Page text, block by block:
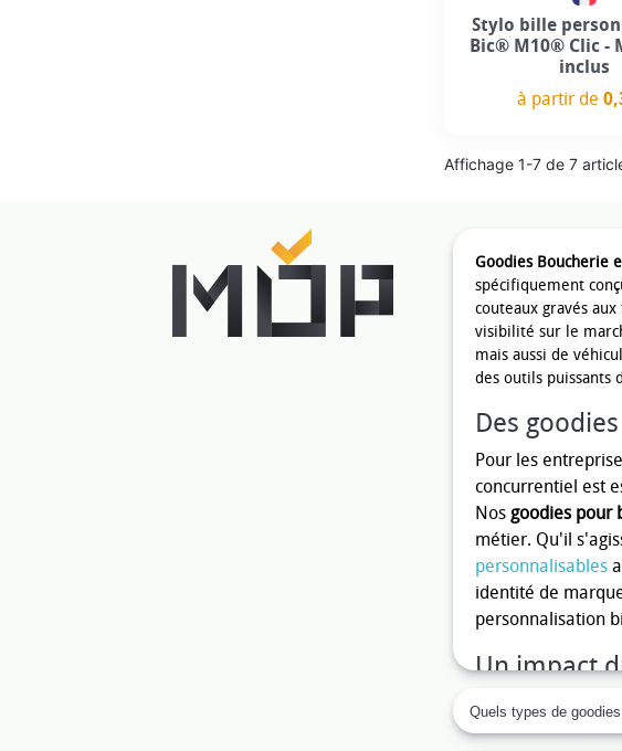
Goodies Boucherie
spécifiquement
couteaux gravés
visibilité sur le
mais aussi de
des outils puissants
Des
Pour les
concurrentiel est
Nos goodies pour
métier. Qu'il
personnalisables
identité de
personnalisation
Un impact
L'attractivité d'un
qualité. Non
Quels types de
Stylo bille
Bic® M10® Clic -
inclus
à partir de
Affichage 1-7 de 7